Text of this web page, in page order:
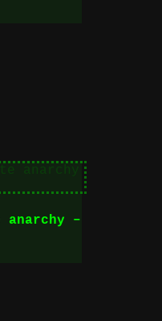
–